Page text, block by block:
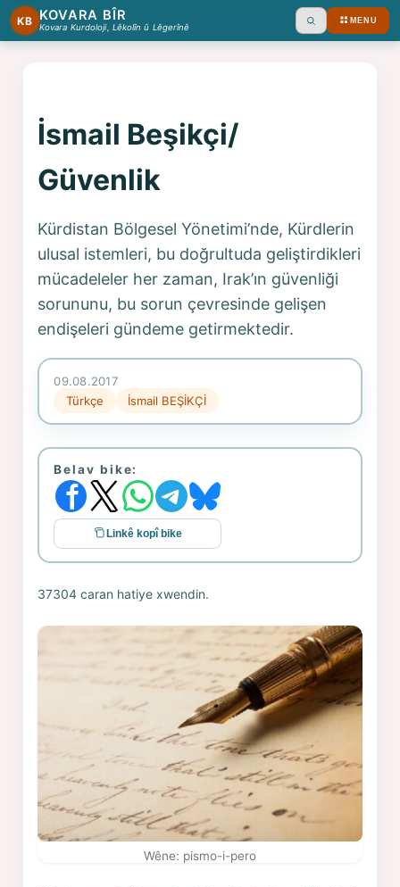
KB KOVARA BÎR
Kovara Kurdoloji, Lêkolîn û Lêgerînê Ara MENU
İsmail Beşikçi/
Güvenlik
Kürdistan Bölgesel Yönetimi’nde, Kürdlerin
ulusal istemleri, bu doğrultuda geliştirdikleri
mücadeleler her zaman, Irak’ın güvenliği
sorununu, bu sorun çevresinde gelişen
endişeleri gündeme getirmektedir.
09.08.2017
Türkçe
İsmail BEŞİKÇİ
Belav bike:
Linkê kopî bike
37304 caran hatiye xwendin.
Wêne: pismo-i-pero